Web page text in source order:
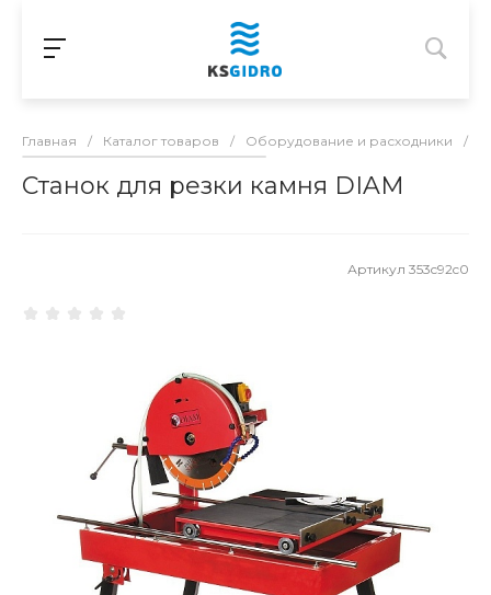
Главная / Каталог товаров / Оборудование и расходники /
Станок для резки камня DIAM
Артикул 353c92c0